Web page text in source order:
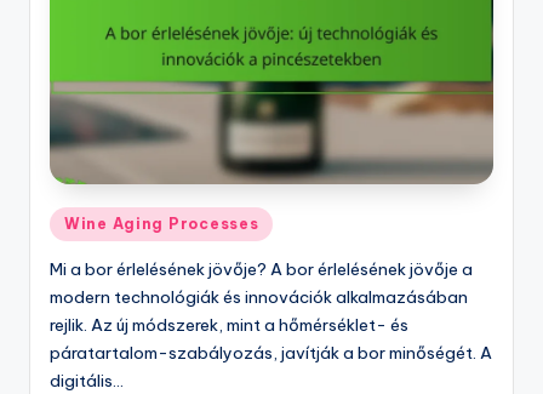
Posted
in
Wine Aging Processes
Mi a bor érlelésének jövője? A bor érlelésének jövője a
modern technológiák és innovációk alkalmazásában
rejlik. Az új módszerek, mint a hőmérséklet- és
páratartalom-szabályozás, javítják a bor minőségét. A
digitális…